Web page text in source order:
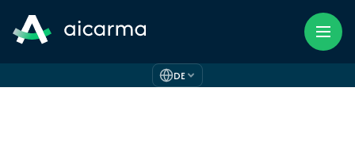
DE